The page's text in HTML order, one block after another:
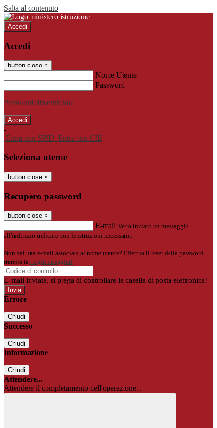
Salta al contenuto
Accedi
Accedi
button close ×
Nome Utente
Password
Password dimenticata?
-
Entra con SPID Entra con CIE
Seleziona utente
button close ×
Recupero password
button close ×
E-mail Verrà inviato un messaggio
all'indirizzo indicato con le istruzioni necessarie.
Non hai una e-mail associata al nome utente? Effettua il reset della password
tramite la Login Spaggiari
E-mail inviata, si prega di controllare la casella di posta elettronica!
Errore
Chiudi
Successo
Chiudi
Informazione
Chiudi
Attendere...
Attendere il completamento dell'operazione...